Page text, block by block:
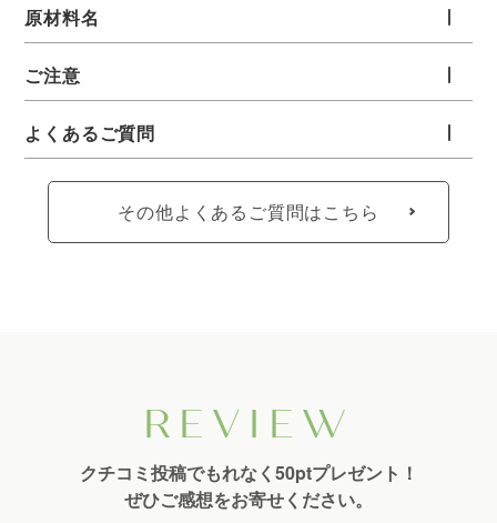
原材料名
ご注意
よくあるご質問
その他よくあるご質問はこちら
REVIEW
クチコミ投稿でもれなく50ptプレゼント！
ぜひご感想をお寄せください。